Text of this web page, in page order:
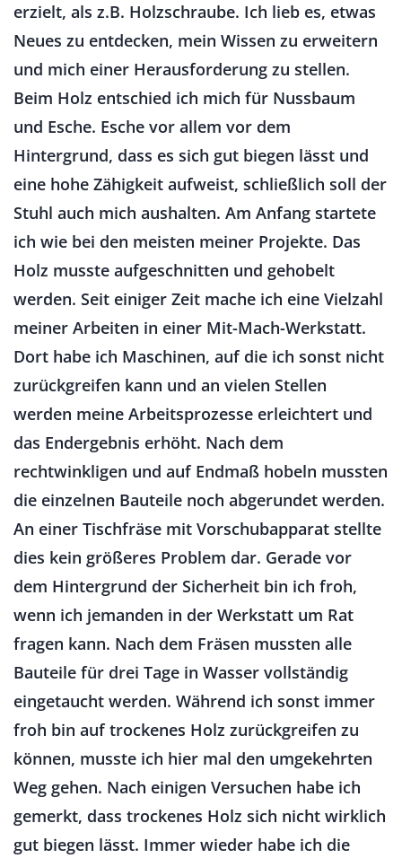
erzielt, als z.B. Holzschraube. Ich lieb es, etwas
Neues zu entdecken, mein Wissen zu erweitern
und mich einer Herausforderung zu stellen.
Beim Holz entschied ich mich für Nussbaum
und Esche. Esche vor allem vor dem
Hintergrund, dass es sich gut biegen lässt und
eine hohe Zähigkeit aufweist, schließlich soll der
Stuhl auch mich aushalten. Am Anfang startete
ich wie bei den meisten meiner Projekte. Das
Holz musste aufgeschnitten und gehobelt
werden. Seit einiger Zeit mache ich eine Vielzahl
meiner Arbeiten in einer Mit-Mach-Werkstatt.
Dort habe ich Maschinen, auf die ich sonst nicht
zurückgreifen kann und an vielen Stellen
werden meine Arbeitsprozesse erleichtert und
das Endergebnis erhöht. Nach dem
rechtwinkligen und auf Endmaß hobeln mussten
die einzelnen Bauteile noch abgerundet werden.
An einer Tischfräse mit Vorschubapparat stellte
dies kein größeres Problem dar. Gerade vor
dem Hintergrund der Sicherheit bin ich froh,
wenn ich jemanden in der Werkstatt um Rat
fragen kann. Nach dem Fräsen mussten alle
Bauteile für drei Tage in Wasser vollständig
eingetaucht werden. Während ich sonst immer
froh bin auf trockenes Holz zurückgreifen zu
können, musste ich hier mal den umgekehrten
Weg gehen. Nach einigen Versuchen habe ich
gemerkt, dass trockenes Holz sich nicht wirklich
gut biegen lässt. Immer wieder habe ich die